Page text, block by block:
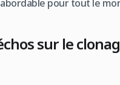
pour tout le
sur le